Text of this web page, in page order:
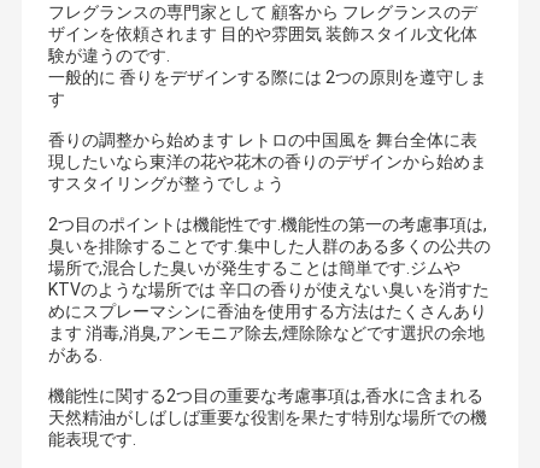
フレグランスの専門家として 顧客から フレグランスのデ
ザインを依頼されます 目的や雰囲気 装飾スタイル文化体
験が違うのです.
一般的に 香りをデザインする際には 2つの原則を遵守しま
す
香りの調整から始めます レトロの中国風を 舞台全体に表
現したいなら東洋の花や花木の香りのデザインから始めま
すスタイリングが整うでしょう
2つ目のポイントは機能性です.機能性の第一の考慮事項は,
臭いを排除することです.集中した人群のある多くの公共の
場所で,混合した臭いが発生することは簡単です.ジムや
KTVのような場所では 辛口の香りが使えない臭いを消すた
めにスプレーマシンに香油を使用する方法はたくさんあり
ます 消毒,消臭,アンモニア除去,煙除除などです選択の余地
がある.
機能性に関する2つ目の重要な考慮事項は,香水に含まれる
天然精油がしばしば重要な役割を果たす特別な場所での機
能表現です.